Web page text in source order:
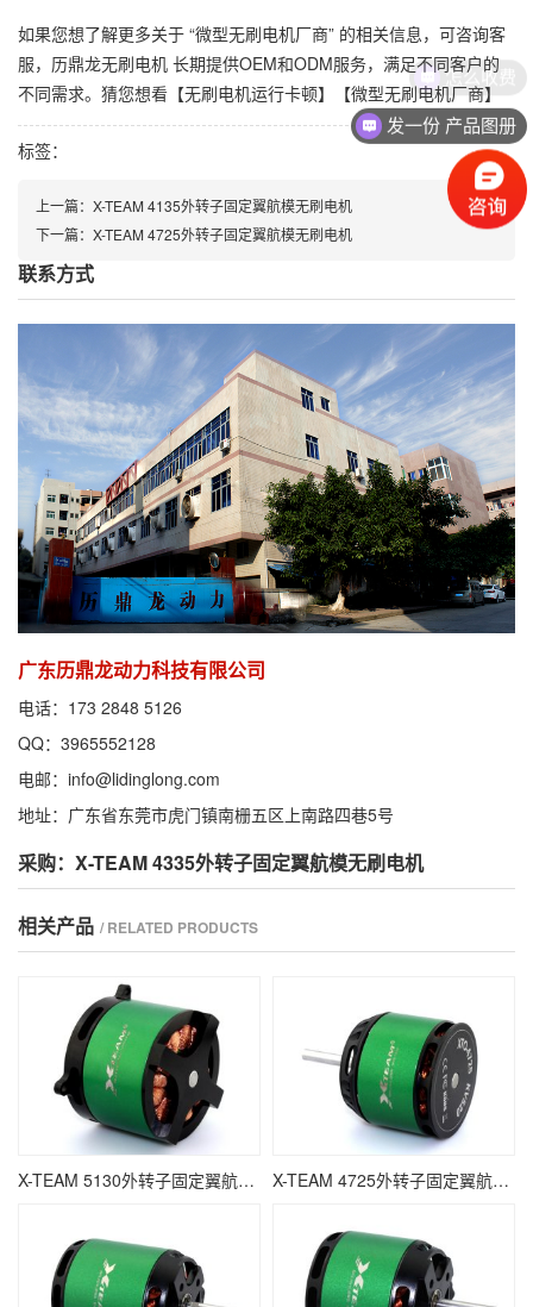
如果您想了解更多关于 “微型无刷电机厂商” 的相关信息，可咨询客
服，历鼎龙无刷电机 长期提供OEM和ODM服务，满足不同客户的
不同需求。猜您想看【无刷电机运行卡顿】【微型无刷电机厂商】
标签：
上一篇： X-TEAM 4135外转子固定翼航模无刷电机
下一篇： X-TEAM 4725外转子固定翼航模无刷电机
联系方式
广东历鼎龙动力科技有限公司
电话：173 2848 5126
QQ：3965552128
电邮：info@lidinglong.com
地址：广东省东莞市虎门镇南栅五区上南路四巷5号
采购：X-TEAM 4335外转子固定翼航模无刷电机
相关产品 / RELATED PRODUCTS
X-TEAM 5130外转子固定翼航模无刷电机 X-TEAM 4725外转子固定翼航模无刷电机
发一份 产品图册
怎么收费